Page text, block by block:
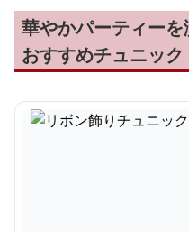
華やかパーティー
おすすめチュニック